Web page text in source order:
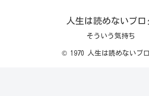
人生は読めないブロ
そういう気持ち
© 1970 人生は読めないブ